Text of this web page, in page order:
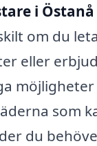
i Östanå
om du
eller
möjligheter
som
du